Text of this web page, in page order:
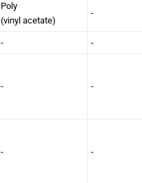
Poly
(vinyl acetate)
-
- -
- -
- -